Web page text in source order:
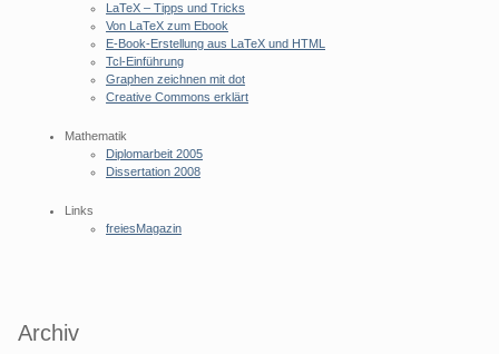
LaTeX – Tipps und Tricks
Von LaTeX zum Ebook
E-Book-Erstellung aus LaTeX und HTML
Tcl-Einführung
Graphen zeichnen mit dot
Creative Commons erklärt
Mathematik
Diplomarbeit 2005
Dissertation 2008
Links
freiesMagazin
Archiv